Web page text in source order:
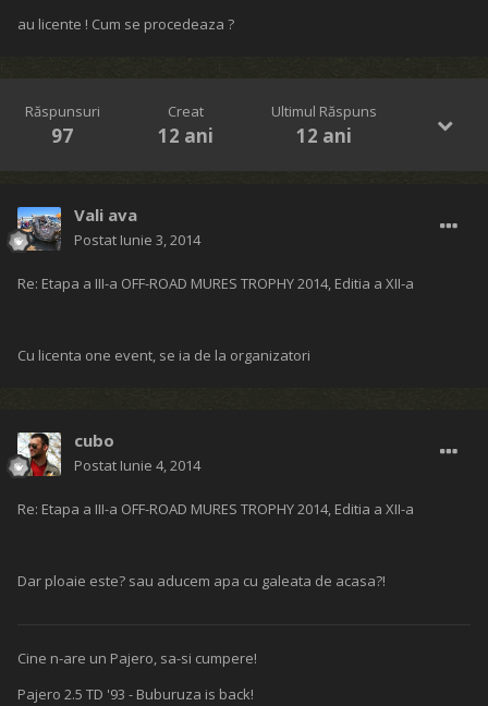
au licente ! Cum se procedeaza ?
Răspunsuri
97
Creat
12 ani
Ultimul Răspuns
12 ani
Vali ava
Postat Iunie 3, 2014
Re: Etapa a III-a OFF-ROAD MURES TROPHY 2014, Editia a XII-a
Cu licenta one event, se ia de la organizatori
cubo
Postat Iunie 4, 2014
Re: Etapa a III-a OFF-ROAD MURES TROPHY 2014, Editia a XII-a
Dar ploaie este? sau aducem apa cu galeata de acasa?!
Cine n-are un Pajero, sa-si cumpere!
Pajero 2.5 TD '93 - Buburuza is back!